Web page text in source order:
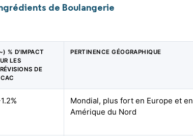
de Boulangerie
% D'IMPACT
LES
DE
PERTINENCE GÉOGRAPHIQUE
Mondial, plus fort en Europe et en
Amérique du Nord